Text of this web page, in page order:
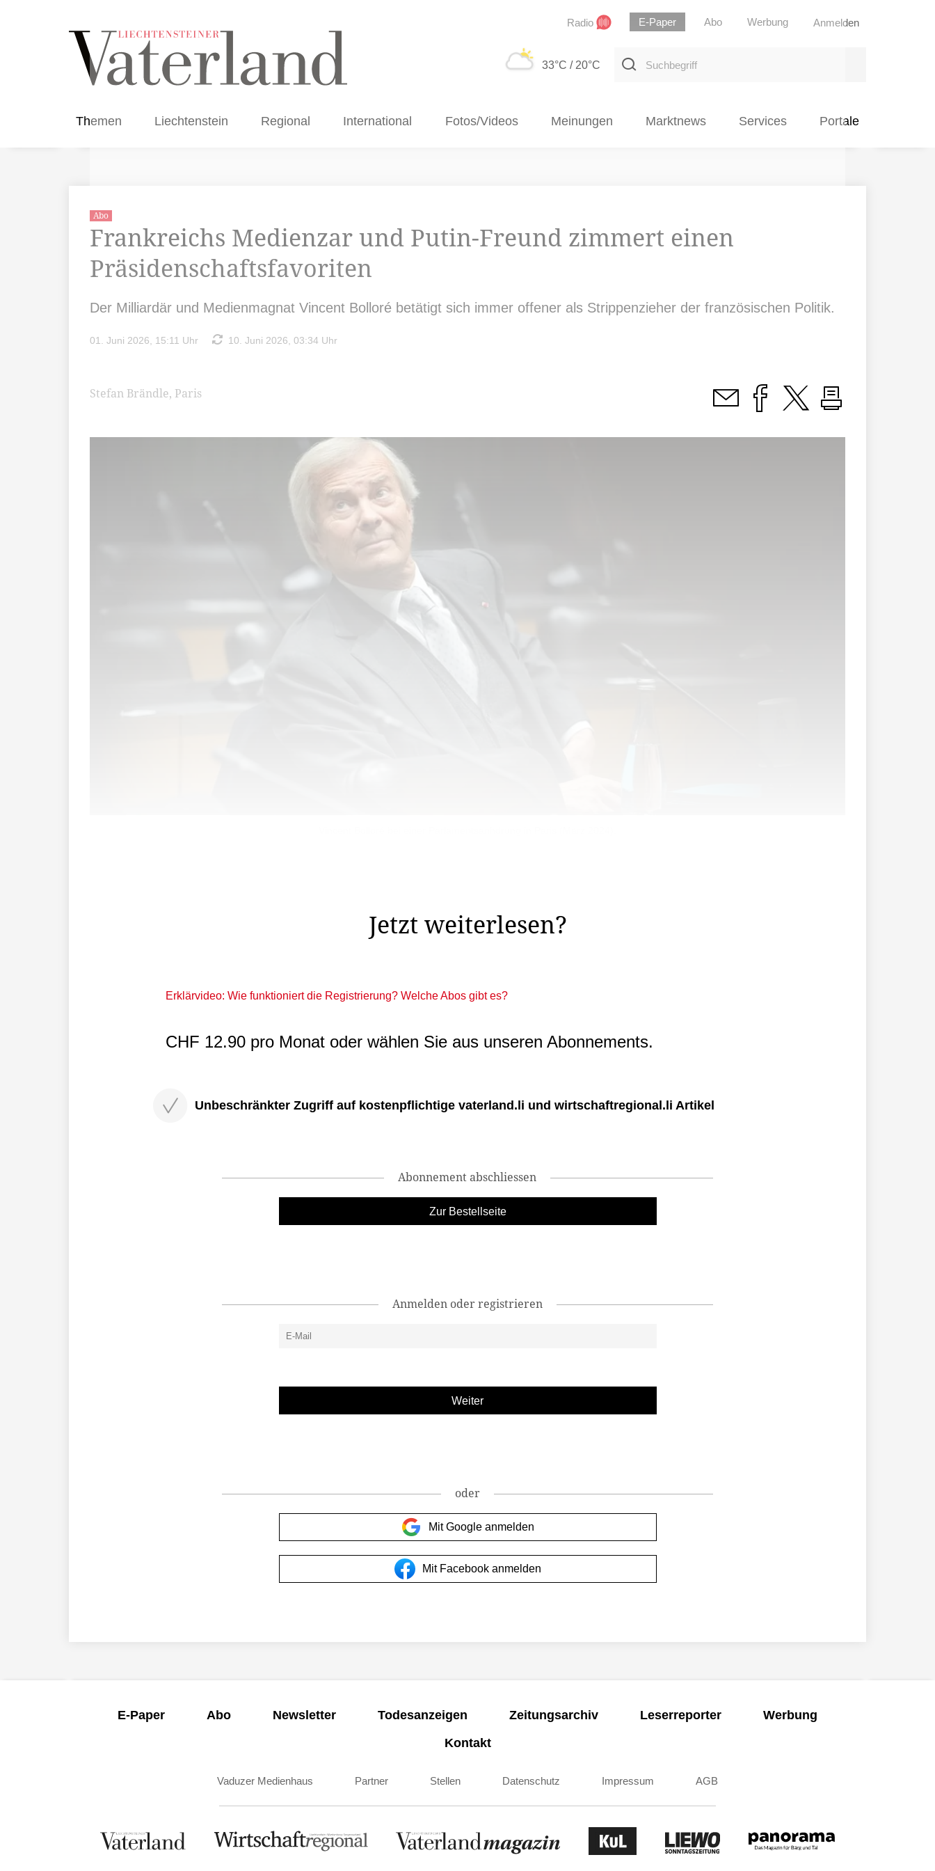
Radio E-Paper Abo Werbung Anmelden
33°C / 20°C
Suchbegriff
Themen Liechtenstein Regional International Fotos/Videos Meinungen Marktnews Services Portale
Abo
Frankreichs Medienzar und Putin-Freund zimmert einen
Präsidenschaftsfavoriten
Der Milliardär und Medienmagnat Vincent Bolloré betätigt sich immer offener als Strippenzieher der französischen Politik.
01. Juni 2026, 15:11 Uhr 10. Juni 2026, 03:34 Uhr
Stefan Brändle, Paris
Jetzt weiterlesen?
Erklärvideo: Wie funktioniert die Registrierung? Welche Abos gibt es?
CHF 12.90 pro Monat oder wählen Sie aus unseren Abonnements.
Unbeschränkter Zugriff auf kostenpflichtige vaterland.li und wirtschaftregional.li Artikel
Abonnement abschliessen
Zur Bestellseite
Anmelden oder registrieren
oder
Mit Google anmelden
Mit Facebook anmelden
E-Paper Abo Newsletter Todesanzeigen Zeitungsarchiv Leserreporter
Werbung
Kontakt
Vaduzer Medienhaus Partner Stellen Datenschutz Impressum AGB